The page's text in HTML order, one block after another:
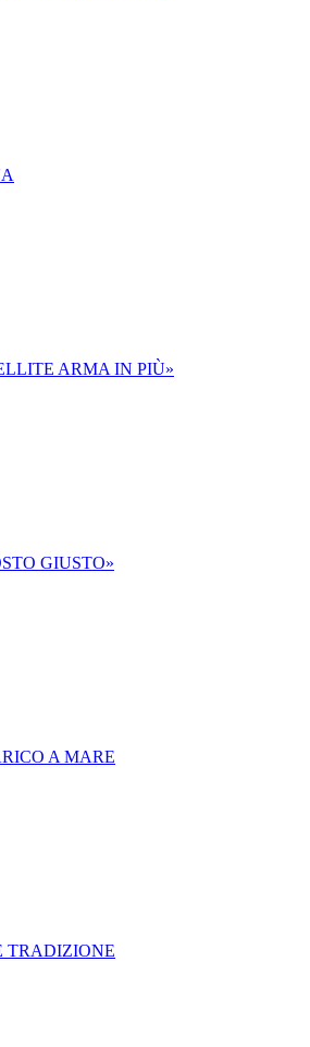
ARMA IN PIÙ»
GIUSTO»
A MARE
TRADIZIONE